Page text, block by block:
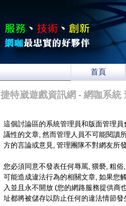
首頁
捷特崴遊戲資訊網 - 網咖系統
這個討論區的系統管理員和版面管理
議性的文章, 然而管理人員不可能閱讀
方的言論或意見, 管理團隊不對網友所
您必須同意不發表任何辱罵, 猥褻, 粗
可能造成違法行為的相關文章, 如果您
入並且永不開放 (您的網路服務提供商
址都將被儲存以防止任何的違法情節發